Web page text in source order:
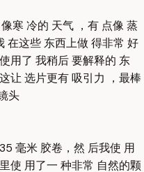
寒 冷的 天气 ，有 点像 蒸
在这些 东西上做 得非常 好
用了 我稍后 要解释的 东
让 选片更有 吸引力 ，最棒
头
毫米 胶卷，然 后我使 用
使 用了一 种非常 自然的颗